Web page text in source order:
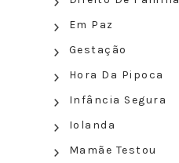
Em Paz
Gestação
Hora Da Pipoca
Infância Segura
Iolanda
Mamãe Testou